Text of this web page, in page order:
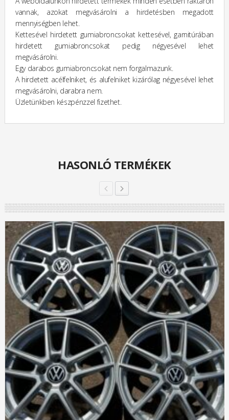
vannak, azokat megvásárolni a hirdetésben megadott
mennyiségben lehet.
Kettesével hirdetett gumiabroncsokat kettesével, garnitúrában
hirdetett gumiabroncsokat pedig négyesével lehet
megvásárolni.
Egy darabos gumiabroncsokat nem forgalmazunk.
A hirdetett acélfelniket, és alufelniket kizárólag négyesével lehet
megvásárolni, darabra nem.
Üzletünkben készpénzzel fizethet.
HASONLÓ TERMÉKEK